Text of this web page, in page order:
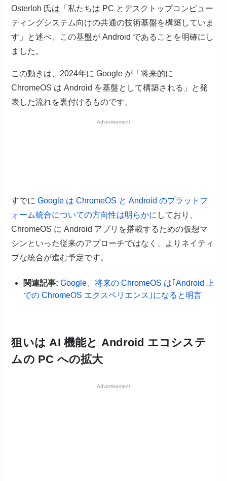
Osterloh 氏は「私たちは PC とデスクトップコンピュー
ティングシステム向けの共通の技術基盤を構築していま
す」と述べ、この基盤が Android であることを明確にし
ました。
この動きは、2024年に Google が「将来的に
ChromeOS は Android を基盤として構築される」と発
表した流れを裏付けるものです。
Advertisement
すでにGoogle は ChromeOS と Android のプラットフ
ォーム統合についての方向性は明らかに しており、
ChromeOS に Android アプリを搭載するための仮想マ
シンといった従来のアプローチではなく、よりネイティ
ブな統合が進む予定です。
関連記事: Google、将来の ChromeOS は｢Android 上
での ChromeOS エクスペリエンス｣になると明言
狙いは AI 機能と Android エコシステ
ムの PC への拡大
Advertisement